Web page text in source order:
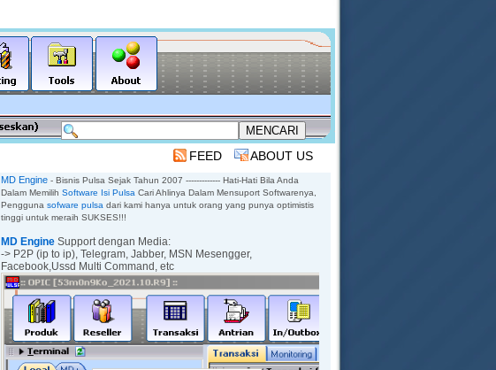
FEED ABOUT US
MD Engine - Bisnis Pulsa Sejak Tahun 2007 ------------- Hati-Hati Bila Anda
Dalam Memilih Software Isi Pulsa Cari Ahlinya Dalam Mensuport Softwarenya,
Pengguna sofware pulsa dari kami hanya untuk orang yang punya optimistis
tinggi untuk meraih SUKSES!!!
MD Engine Support dengan Media:
-> P2P (ip to ip), Telegram, Jabber, MSN Mesengger,
Facebook,Ussd Multi Command, etc